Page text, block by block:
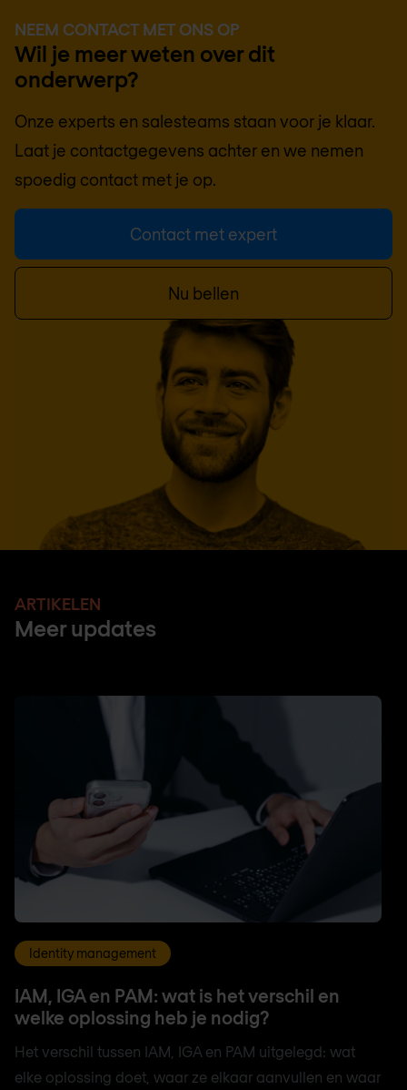
NEEM CONTACT MET ONS OP
Wil je meer weten over dit
onderwerp?
Onze experts en salesteams staan voor je klaar.
Laat je contactgegevens achter en we nemen
spoedig contact met je op.
Contact met expert
Nu bellen
ARTIKELEN
Meer updates
Identity management
IAM, IGA en PAM: wat is het verschil en
welke oplossing heb je nodig?
Het verschil tussen IAM, IGA en PAM uitgelegd: wat
elke oplossing doet, waar ze elkaar aanvullen en waar